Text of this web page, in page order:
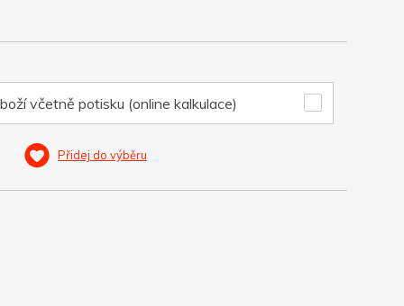
včetně potisku (online kalkulace)
Přidej do výběru